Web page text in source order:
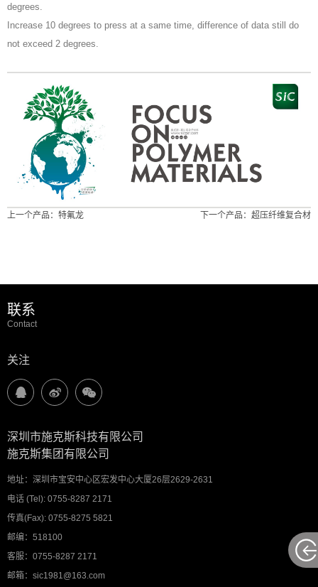
degrees.
Increase 10 degrees to press at a same time, difference of data still do
not exceed 2 degrees.
上一个产品： 特氟龙 下一个产品： 超压纤维复合材
联系
Contact
关注
深圳市施克斯科技有限公司
施克斯集团有限公司
地址：深圳市宝安中心区宏发中心大厦26层2629-2631
电话 (Tel): 0755-8287 2171
传真(Fax): 0755-8275 5821
邮编：518100
客服：0755-8287 2171
邮箱：sic1981@163.com